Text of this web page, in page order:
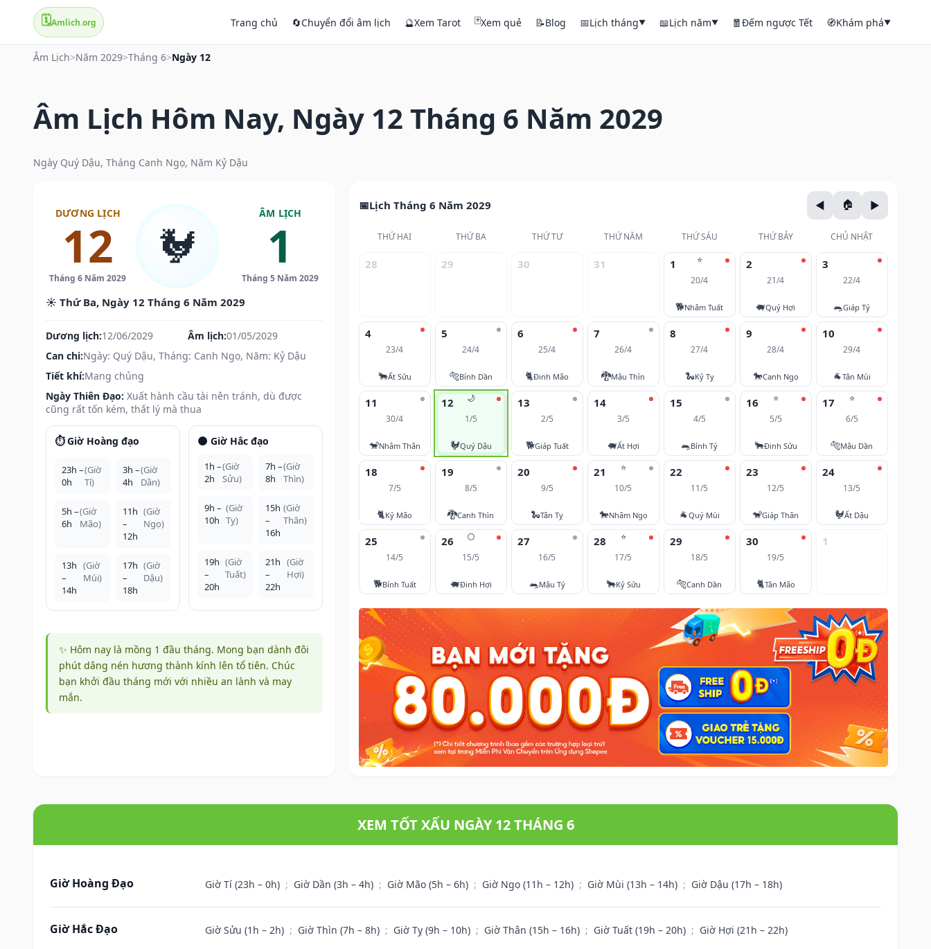
🗓️Amlich.org Trang chủ 🔄Chuyển đổi âm lịch 🔮Xem Tarot 🃏Xem quẻ 📝Blog 📅Lịch tháng▼ 📖Lịch năm▼ 🧧Đếm ngược Tết 🧭Khám phá▼
Âm Lịch>Năm 2029>Tháng 6>Ngày 12
Âm Lịch Hôm Nay, Ngày 12 Tháng 6 Năm 2029
Ngày Quý Dậu, Tháng Canh Ngọ, Năm Kỷ Dậu
DƯƠNG LỊCH
12
Tháng 6 Năm 2029
🐓
ÂM LỊCH
1
Tháng 5 Năm 2029
☀️ Thứ Ba, Ngày 12 Tháng 6 Năm 2029
Dương lịch:12/06/2029 Âm lịch:01/05/2029
Can chi:Ngày: Quý Dậu, Tháng: Canh Ngọ, Năm: Kỷ Dậu
Tiết khí:Mang chủng
Ngày Thiên Đạo: Xuất hành cầu tài nên tránh, dù được
cũng rất tốn kém, thất lý mà thua
⏱️ Giờ Hoàng đạo
23h –
0h
(Giờ
Tí)
3h –
4h
(Giờ
Dần)
5h –
6h
(Giờ
Mão)
11h
–
12h
(Giờ
Ngọ)
13h
–
14h
(Giờ
Mùi)
17h
–
18h
(Giờ
Dậu)
🌑 Giờ Hắc đạo
1h –
2h
(Giờ
Sửu)
7h –
8h
(Giờ
Thìn)
9h –
10h
(Giờ
Tỵ)
15h
–
16h
(Giờ
Thân)
19h
–
20h
(Giờ
Tuất)
21h
–
22h
(Giờ
Hợi)
✨ Hôm nay là mồng 1 đầu tháng. Mong bạn dành đôi
phút dâng nén hương thành kính lên tổ tiên. Chúc
bạn khởi đầu tháng mới với nhiều an lành và may
mắn.
Lịch Tháng 6 Năm 2029
THỨ HAI THỨ BA THỨ TƯ THỨ NĂM THỨ SÁU THỨ BẢY CHỦ NHẬT
28 29 30 31 ⭐
1
20/4
🐕Nhâm Tuất
2
21/4
🐖Quý Hợi
3
22/4
🐀Giáp Tý
4
23/4
🐂Ất Sửu
5
24/4
🐅Bính Dần
6
25/4
🐈Đinh Mão
7
26/4
🐉Mậu Thìn
8
27/4
🐍Kỷ Tỵ
9
28/4
🐎Canh Ngọ
10
29/4
🐐Tân Mùi
11
30/4
🐒Nhâm Thân
🌙
12
1/5
🐓Quý Dậu
13
2/5
🐕Giáp Tuất
14
3/5
🐖Ất Hợi
15
4/5
🐀Bính Tý
⭐
16
5/5
🐂Đinh Sửu
⭐
17
6/5
🐅Mậu Dần
18
7/5
🐈Kỷ Mão
19
8/5
🐉Canh Thìn
20
9/5
🐍Tân Tỵ
⭐
21
10/5
🐎Nhâm Ngọ
22
11/5
🐐Quý Mùi
23
12/5
🐒Giáp Thân
24
13/5
🐓Ất Dậu
25
14/5
🐕Bính Tuất
🌕
26
15/5
🐖Đinh Hợi
27
16/5
🐀Mậu Tý
⭐
28
17/5
🐂Kỷ Sửu
29
18/5
🐅Canh Dần
30
19/5
🐈Tân Mão
1
XEM TỐT XẤU NGÀY 12 THÁNG 6
Giờ Hoàng Đạo Giờ Tí (23h – 0h) ; Giờ Dần (3h – 4h) ; Giờ Mão (5h – 6h) ; Giờ Ngọ (11h – 12h) ; Giờ Mùi (13h – 14h) ; Giờ Dậu (17h – 18h)
Giờ Hắc Đạo Giờ Sửu (1h – 2h) ; Giờ Thìn (7h – 8h) ; Giờ Tỵ (9h – 10h) ; Giờ Thân (15h – 16h) ; Giờ Tuất (19h – 20h) ; Giờ Hợi (21h – 22h)